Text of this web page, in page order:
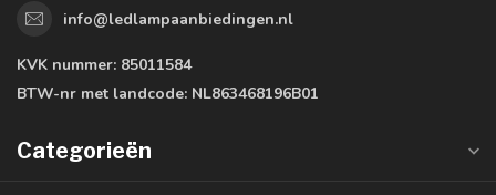
info@ledlampaanbiedingen.nl
KVK nummer: 85011584
BTW-nr met landcode: NL863468196B01
Categorieën